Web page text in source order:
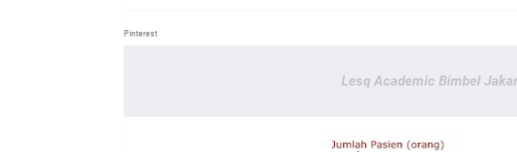
Pinterest
Lesq Academic Bimbel